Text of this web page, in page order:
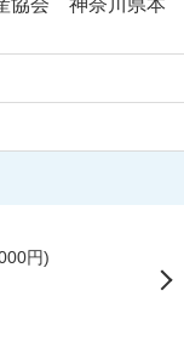
協会 神奈川県本
円)